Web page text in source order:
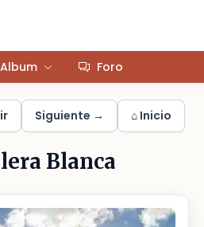
Album Foro
Siguiente → ⌂ Inicio
Blanca